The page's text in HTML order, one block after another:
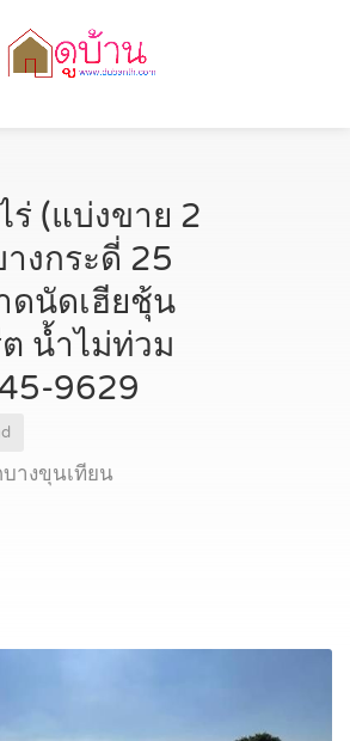
(แบ่งขาย 2
งกระดี่ 25
ดนัดเฮียชุ้น
น้ำไม่ท่วม
9629
างขุนเทียน